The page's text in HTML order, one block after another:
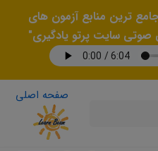
ترین منابع آزمون های
سایت پرتو یادگیری"
صفحه اصلی